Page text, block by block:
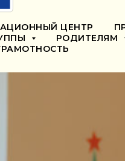
ЦЕНТР
РОДИТЕЛЯМ